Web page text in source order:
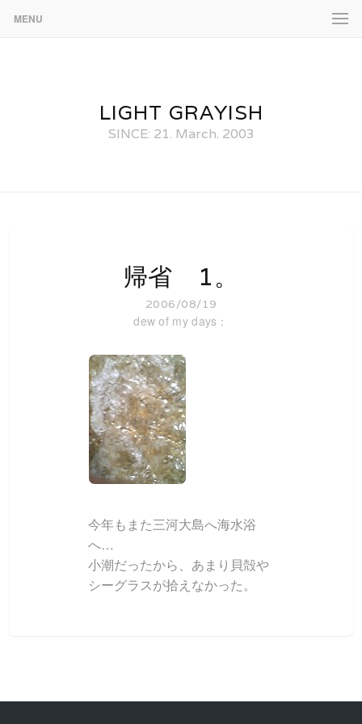
MENU
LIGHT GRAYISH
SINCE: 21. March. 2003
帰省 1。
2006/08/19
dew of my days：
今年もまた三河大島へ海水浴
へ…
小潮だったから、あまり貝殻や
シーグラスが拾えなかった。